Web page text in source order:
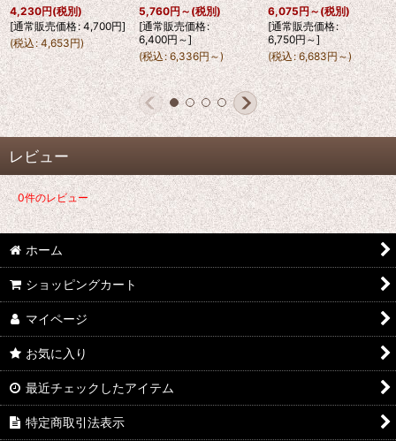
4,230円(税別)
[通常販売価格: 4,700円]
(税込: 4,653円)
5,760円～(税別)
[通常販売価格:
6,400円～]
(税込: 6,336円～)
6,075円～(税別)
[通常販売価格:
6,750円～]
(税込: 6,683円～)
レビュー
0件のレビュー
ホーム
ショッピングカート
マイページ
お気に入り
最近チェックしたアイテム
特定商取引法表示